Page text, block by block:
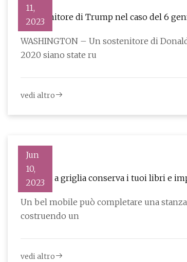
11,
2023
Il sostenitore di Trump nel caso del 6
WASHINGTON – Un sostenitore di
2020 siano state ru
vedi altro
Jun
10,
2023
La sedia a griglia conserva i tuoi libri e
Un bel mobile può completare una stanza. Può essere il pezzo finale che chiude il cerchio di uno
costruendo un
vedi altro